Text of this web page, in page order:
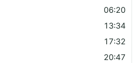
06:20
13:34
17:32
20:47